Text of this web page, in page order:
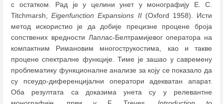
с остатком. Рад је у целини унет у монографију E. C.
Titchmarsh,Eigenfunction Expansions II(Oxford 1958). Исти
метод искористио је да добије прецизне процене броја
сопствених вредности Лаплас-Белтрамијевог оператора на
компактним Римановим многострукостима, као и такве
процене спектралне функције. Тиме је зашао у савремену
проблематику функционалне анализе за коју се показало да
су псеудо-диференцијални оператори адекватан апарат.
Оба резултата са доказима унета су у релевантне